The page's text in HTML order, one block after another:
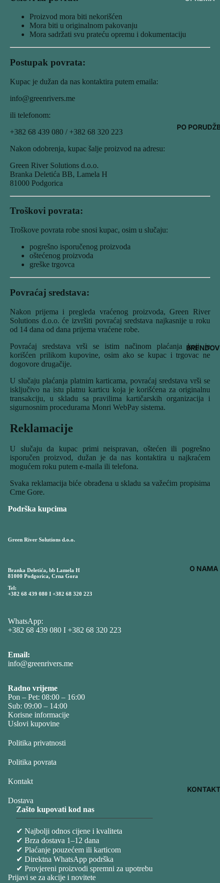
PO
O NAMA
KONTAKT
Proizvod mora biti nekorišćen
Mora biti u originalnom pakovanju
Mora sadržati svu prateću opremu i dokumentaciju
Postupak povrata:
Kupac je dužan da nas kontaktira putem emaila:
info@greenrivers.me
ili telefonom:
+382 68 439 080 / +382 68 320 223
Nakon odobrenja, kupac šalje proizvod na adresu:
Green River Solutions d.o.o.
Branka Deletića BB, Lamela H
81000 Podgorica
Troškovi povrata:
Troškove povrata robe snosi kupac, osim u slučaju:
pogrešno isporučenog proizvoda
oštećenog proizvoda
greške trgovca
Povraćaj sredstava:
Nakon prijema i pregleda vraćenog proizvoda, Green River
Solutions d.o.o. će izvršiti povraćaj sredstava najkasnije u roku
od 14 dana od dana prijema vraćene robe.
Povraćaj sredstava vrši se istim načinom plaćanja koji je
korišćen prilikom kupovine, osim ako se kupac i trgovac ne
dogovore drugačije.
U slučaju plaćanja platnim karticama, povraćaj sredstava vrši se
isključivo na istu platnu karticu koja je korišćena za originalnu
transakciju, u skladu sa pravilima kartičarskih organizacija i
sigurnosnim procedurama Monri WebPay sistema.
Reklamacije
U slučaju da kupac primi neispravan, oštećen ili pogrešno
isporučen proizvod, dužan je da nas kontaktira u najkraćem
mogućem roku putem e-maila ili telefona.
Svaka reklamacija biće obrađena u skladu sa važećim propisima
Crne Gore.
Podrška kupcima
Green River Solutions d.o.o.
Branka Deletića, bb Lamela H
81000 Podgorica, Crna Gora
Tel:
+382 68 439 080 I +382 68 320 223
WhatsApp:
+382 68 439 080 I +382 68 320 223
Email:
info@greenrivers.me
Radno vrijeme
Pon – Pet: 08:00 – 16:00
Sub: 09:00 – 14:00
Korisne informacije
Uslovi kupovine
Politika privatnosti
Politika povrata
Kontakt
Dostava
Zašto kupovati kod nas
✔ Najbolji odnos cijene i kvaliteta
✔ Brza dostava 1–12 dana
✔ Plaćanje pouzećem ili karticom
✔ Direktna WhatsApp podrška
✔ Provjereni proizvodi spremni za upotrebu
Prijavi se za akcije i novitete